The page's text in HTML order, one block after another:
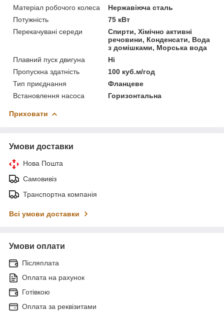
Матеріал робочого колеса
Нержавіюча сталь
Потужність
75 кВт
Перекачувані середи
Спирти, Хімічно активні
речовини, Конденсати, Вода
з домішками, Морська вода
Плавний пуск двигуна
Ні
Пропускна здатність
100 куб.м/год
Тип приєднання
Фланцеве
Встановлення насоса
Горизонтальна
Приховати
Умови доставки
Нова Пошта
Самовивіз
Транспортна компанія
Всі умови доставки
Умови оплати
Післяплата
Оплата на рахунок
Готівкою
Оплата за реквізитами